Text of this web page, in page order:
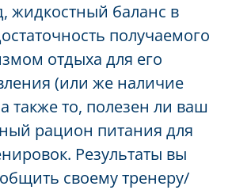
жидкостный баланс в
получаемого
отдыха для его
(или же наличие
также то, полезен ли ваш
рацион питания для
Результаты вы
своему тренеру/